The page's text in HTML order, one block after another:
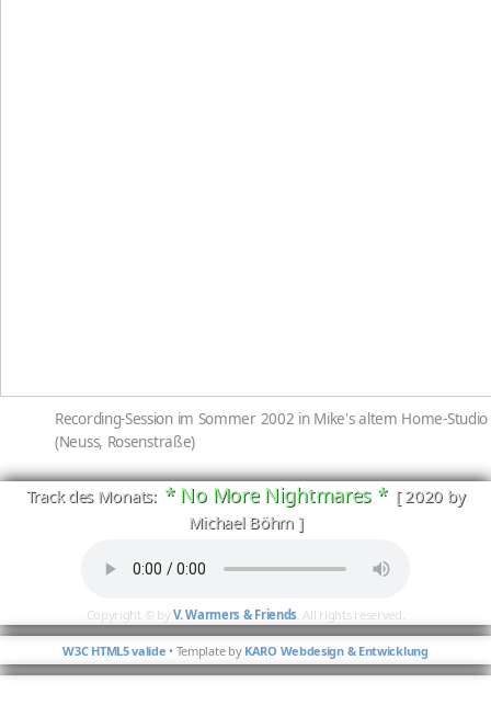
Recording-Session im Sommer 2002 in Mike's altem Home-Studio
(Neuss, Rosenstraße)
Track des Monats: * No More Nightmares *[ 2020 by
Michael Böhm ]
Copyright © byV. Warmers & Friends . All rights reserved.
W3C HTML5 valide • Template by KARO Webdesign & Entwicklung